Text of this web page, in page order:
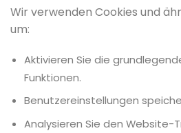
Wir verwenden Cookies und
um:
Aktivieren Sie die
Funktionen.
Benutzereinstellungen
Analysieren Sie den Website-